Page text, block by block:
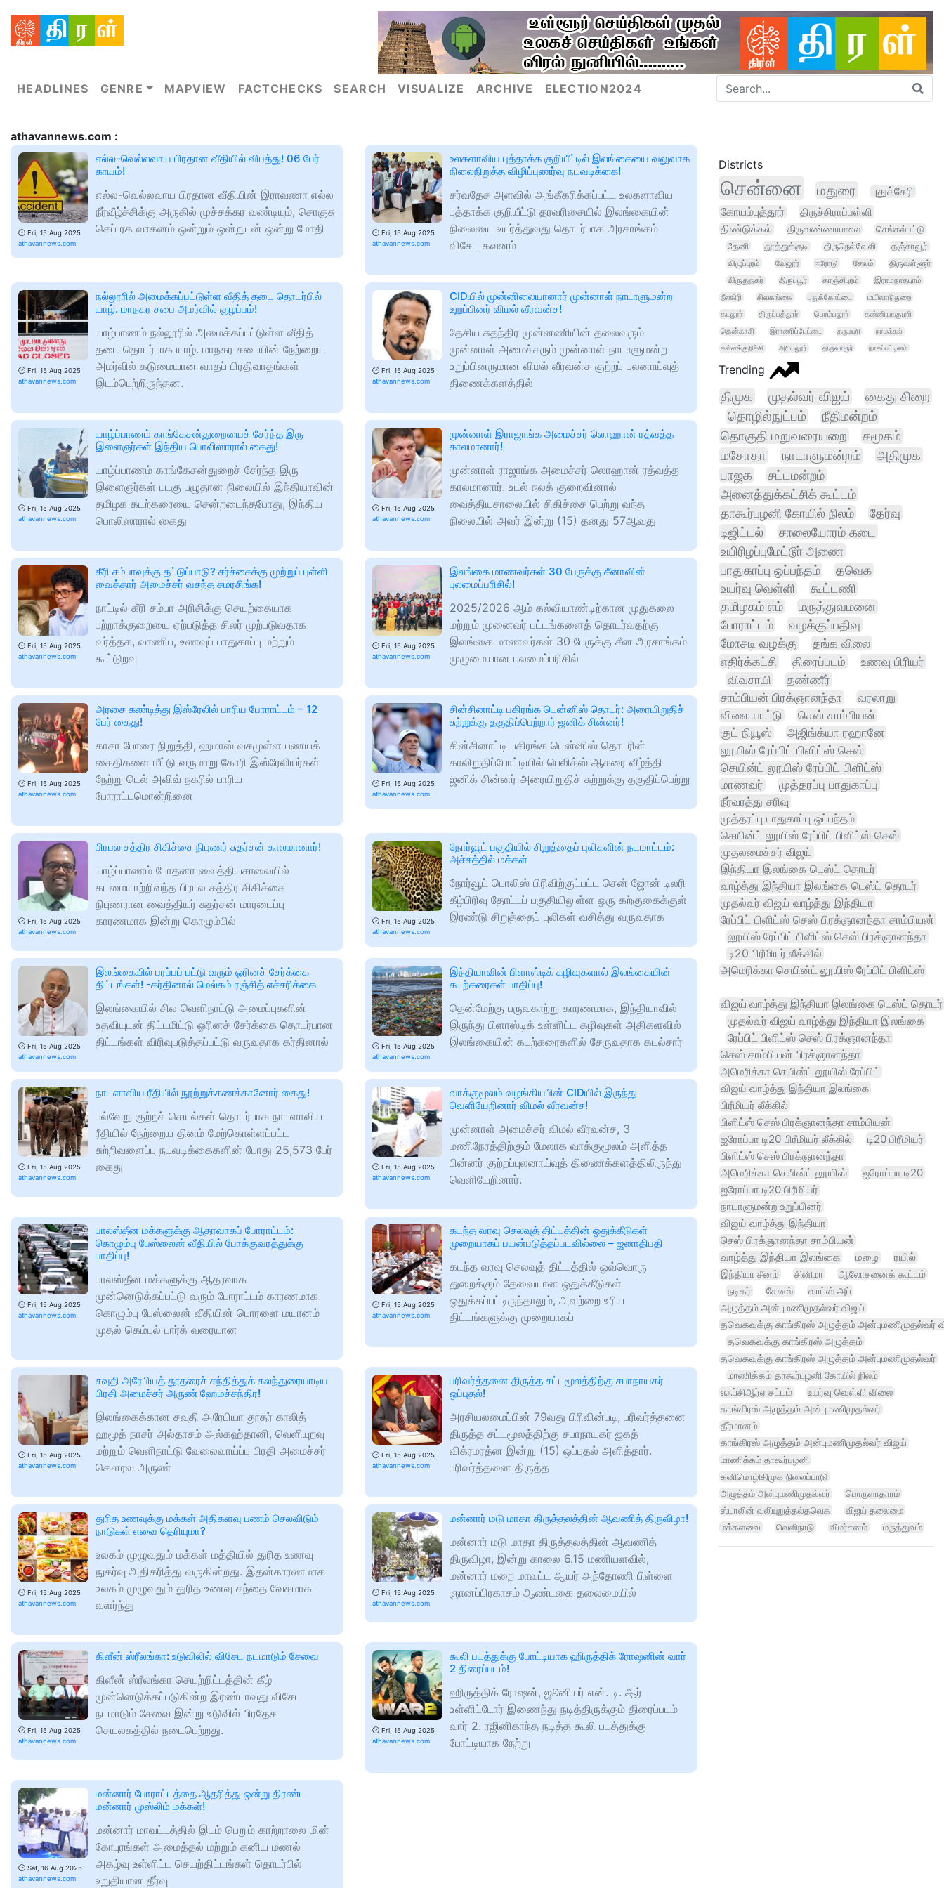
HEADLINES GENRE MAPVIEW FACTCHECKS SEARCH VISUALIZE ARCHIVE ELECTION2024
athavannews.com :
🕑 Fri, 15 Aug 2025
athavannews.com
எல்ல-வெல்லவாய பிரதான வீதியில் விபத்து! 06 பேர்
காயம்!
எல்ல-வெல்லவாய பிரதான வீதியின் இராவணா எல்ல
நீர்வீழ்ச்சிக்கு அருகில் முச்சக்கர வண்டியும், சொகுசு
கெப் ரக வாகனம் ஒன்றும் ஒன்றுடன் ஒன்று மோதி
🕑 Fri, 15 Aug 2025
athavannews.com
உலகளாவிய புத்தாக்க குறியீட்டில் இலங்கையை வலுவாக
நிலைநிறுத்த விழிப்புணர்வு நடவடிக்கை!
சர்வதேச அளவில் அங்கீகரிக்கப்பட்ட உலகளாவிய
புத்தாக்க குறியீட்டு தரவரிசையில் இலங்கையின்
நிலையை உயர்த்துவது தொடர்பாக அரசாங்கம்
விசேட கவனம்
🕑 Fri, 15 Aug 2025
athavannews.com
நல்லூரில் அமைக்கப்பட்டுள்ள வீதித் தடை தொடர்பில்
யாழ். மாநகர சபை அமர்வில் குழப்பம்!
யாழ்பாணம் நல்லூரில் அமைக்கப்பட்டுள்ள வீதித்
தடை தொடர்பாக யாழ். மாநகர சபையின் நேற்றைய
அமர்வில் கடுமையான வாதப் பிரதிவாதங்கள்
இடம்பெற்றிருந்தன.
🕑 Fri, 15 Aug 2025
athavannews.com
CIDயில் முன்னிலையானார் முன்னாள் நாடாளுமன்ற
உறுப்பினர் விமல் வீரவன்ச!
தேசிய சுதந்திர முன்னணியின் தலைவரும்
முன்னாள் அமைச்சரும் முன்னாள் நாடாளுமன்ற
உறுப்பினருமான விமல் வீரவன்ச குற்றப் புலனாய்வுத்
திணைக்களத்தில்
🕑 Fri, 15 Aug 2025
athavannews.com
யாழ்ப்பாணம் காங்கேசன்துறையைச் சேர்ந்த இரு
இளைஞர்கள் இந்திய பொலிஸாரால் கைது!
யாழ்ப்பாணம் காங்கேசன்துறைச் சேர்ந்த இரு
இளைஞர்கள் படகு பழுதான நிலையில் இந்தியாவின்
தமிழக கடற்கரையை சென்றடைந்தபோது, இந்திய
பொலிஸாரால் கைது
🕑 Fri, 15 Aug 2025
athavannews.com
முன்னாள் இராஜாங்க அமைச்சர் லொஹான் ரத்வத்த
காலமானார்!
முன்னாள் ராஜாங்க அமைச்சர் லொஹான் ரத்வத்த
காலமானார். உடல் நலக் குறைவினால்
வைத்தியசாலையில் சிகிச்சை பெற்று வந்த
நிலையில் அவர் இன்று (15) தனது 57ஆவது
🕑 Fri, 15 Aug 2025
athavannews.com
கீரி சம்பாவுக்கு தட்டுப்பாடு? சர்ச்சைக்கு முற்றுப் புள்ளி
வைத்தார் அமைச்சர் வசந்த சமரசிங்க!
நாட்டில் கீரி சம்பா அரிசிக்கு செயற்கையாக
பற்றாக்குறையை ஏற்படுத்த சிலர் முற்படுவதாக
வர்த்தக, வாணிப, உணவுப் பாதுகாப்பு மற்றும்
கூட்டுறவு
🕑 Fri, 15 Aug 2025
athavannews.com
இலங்கை மாணவர்கள் 30 பேருக்கு சீனாவின்
புலமைப்பரிசில்!
2025/2026 ஆம் கல்வியாண்டிற்கான முதுகலை
மற்றும் முனைவர் பட்டங்களைத் தொடர்வதற்கு
இலங்கை மாணவர்கள் 30 பேருக்கு சீன அரசாங்கம்
முழுமையான புலமைப்பரிசில்
🕑 Fri, 15 Aug 2025
athavannews.com
அரசை கண்டித்து இஸ்ரேலில் பாரிய போராட்டம் – 12
பேர் கைது!
காசா போரை நிறுத்தி, ஹமாஸ் வசமுள்ள பணயக்
கைதிகளை மீட்டு வருமாறு கோரி இஸ்ரேலியர்கள்
நேற்று டெல் அவிவ் நகரில் பாரிய
போராட்டமொன்றினை
🕑 Fri, 15 Aug 2025
athavannews.com
சின்சினாட்டி பகிரங்க டென்னிஸ் தொடர்: அரையிறுதிச்
சுற்றுக்கு தகுதிப்பெற்றார் ஜனிக் சின்னர்!
சின்சினாட்டி பகிரங்க டென்னிஸ் தொடரின்
காலிறுதிப்போட்டியில் பெலிக்ஸ் ஆகரை வீழ்த்தி
ஜனிக் சின்னர் அரையிறுதிச் சுற்றுக்கு தகுதிப்பெற்று
🕑 Fri, 15 Aug 2025
athavannews.com
பிரபல சத்திர சிகிச்சை நிபுணர் சுதர்சன் காலமானார்!
யாழ்ப்பாணம் போதனா வைத்தியசாலையில்
கடமையாற்றிவந்த பிரபல சத்திர சிகிச்சை
நிபுணரான வைத்தியர் சுதர்சன் மாரடைப்பு
காரணமாக இன்று கொழும்பில்
🕑 Fri, 15 Aug 2025
athavannews.com
நோர்வூட் பகுதியில் சிறுத்தைப் புலிகளின் நடமாட்டம்:
அச்சத்தில் மக்கள்
நோர்வூட் பொலிஸ் பிரிவிற்குட்பட்ட சென் ஜோன் டிலரி
கீழ்பிரிவு தோட்டப் பகுதியிலுள்ள ஒரு கற்குகைக்குள்
இரண்டு சிறுத்தைப் புலிகள் வசித்து வருவதாக
🕑 Fri, 15 Aug 2025
athavannews.com
இலங்கையில் பரப்பப் பட்டு வரும் ஓரினச் சேர்க்கை
திட்டங்கள்! -கர்தினால் மெல்கம் ரஞ்சித் எச்சரிக்கை
இலங்கையில் சில வெளிநாட்டு அமைப்புகளின்
உதவியுடன் திட்டமிட்டு ஓரினச் சேர்க்கை தொடர்பான
திட்டங்கள் விரிவுபடுத்தப்பட்டு வருவதாக கர்தினால்
🕑 Fri, 15 Aug 2025
athavannews.com
இந்தியாவின் பிளாஸ்டிக் கழிவுகளால் இலங்கையின்
கடற்கரைகள் பாதிப்பு!
தென்மேற்கு பருவகாற்று காரணமாக, இந்தியாவில்
இருந்து பிளாஸ்டிக் உள்ளிட்ட கழிவுகள் அதிகளவில்
இலங்கையின் கடற்கரைகளில் சேருவதாக கடல்சார்
🕑 Fri, 15 Aug 2025
athavannews.com
நாடளாவிய ரீதியில் நூற்றுக்கணக்கானோர் கைது!
பல்வேறு குற்றச் செயல்கள் தொடர்பாக நாடளாவிய
ரீதியில் நேற்றைய தினம் மேற்கொள்ளப்பட்ட
சுற்றிவளைப்பு நடவடிக்கைகளின் போது 25,573 பேர்
கைது
🕑 Fri, 15 Aug 2025
athavannews.com
வாக்குமூலம் வழங்கியபின் CIDயில் இருந்து
வெளியேறினார் விமல் வீரவன்ச!
முன்னாள் அமைச்சர் விமல் வீரவன்ச, 3
மணிநேரத்திற்கும் மேலாக வாக்குமூலம் அளித்த
பின்னர் குற்றப்புலனாய்வுத் திணைக்களத்திலிருந்து
வெளியேறினார்.
🕑 Fri, 15 Aug 2025
athavannews.com
பாலஸ்தீன மக்களுக்கு ஆதரவாகப் போராட்டம்:
கொழும்பு பேஸ்லைன் வீதியில் போக்குவரத்துக்கு
பாதிப்பு!
பாலஸ்தீன மக்களுக்கு ஆதரவாக
முன்னெடுக்கப்பட்டு வரும் போராட்டம் காரணமாக
கொழும்பு பேஸ்லைன் வீதியின் பொரளை மயானம்
முதல் கெம்பல் பார்க் வரையான
🕑 Fri, 15 Aug 2025
athavannews.com
கடந்த வரவு செலவுத் திட்டத்தின் ஒதுக்கீடுகள்
முறையாகப் பயன்படுத்தப்படவில்லை – ஜனாதிபதி
கடந்த வரவு செலவுத் திட்டத்தில் ஒவ்வொரு
துறைக்கும் தேவையான ஒதுக்கீடுகள்
ஒதுக்கப்பட்டிருந்தாலும், அவற்றை உரிய
திட்டங்களுக்கு முறையாகப்
🕑 Fri, 15 Aug 2025
athavannews.com
சவுதி அரேபியத் தூதரைச் சந்தித்துக் கலந்துரையாடிய
பிரதி அமைச்சர் அருண் ஹேமச்சந்திர!
இலங்கைக்கான சவுதி அரேபியா தூதர் காலித்
ஹமூத் நாசர் அல்தாசம் அல்கஹ்தானி, வெளியுறவு
மற்றும் வெளிநாட்டு வேலைவாய்ப்பு பிரதி அமைச்சர்
கௌரவ அருண்
🕑 Fri, 15 Aug 2025
athavannews.com
பரிவர்த்தனை திருத்த சட்டமூலத்திற்கு சபாநாயகர்
ஒப்புதல்!
அரசியலமைப்பின் 79வது பிரிவின்படி, பரிவர்த்தனை
திருத்த சட்டமூலத்திற்கு சபாநாயகர் ஜகத்
விக்ரமரத்ன இன்று (15) ஒப்புதல் அளித்தார்.
பரிவர்த்தனை திருத்த
🕑 Fri, 15 Aug 2025
athavannews.com
துரித உணவுக்கு மக்கள் அதிகளவு பணம் செலவிடும்
நாடுகள் எவை தெரியுமா?
உலகம் முழுவதும் மக்கள் மத்தியில் துரித உணவு
நுகர்வு அதிகரித்து வருகின்றது. இதன்காரணமாக
உலகம் முழுவதும் துரித உணவு சந்தை வேகமாக
வளர்ந்து
🕑 Fri, 15 Aug 2025
athavannews.com
மன்னார் மடு மாதா திருத்தலத்தின் ஆவணித் திருவிழா!
மன்னார் மடு மாதா திருத்தலத்தின் ஆவணித்
திருவிழா, இன்று காலை 6.15 மணியளவில்,
மன்னார் மறை மாவட்ட ஆயர் அந்தோணி பிள்ளை
ஞானப்பிரகாசம் ஆண்டகை தலைமையில்
🕑 Fri, 15 Aug 2025
athavannews.com
கிளீன் ஸ்ரீலங்கா: உடுவிலில் விசேட நடமாடும் சேவை
கிளீன் ஸ்ரீலங்கா செயற்றிட்டத்தின் கீழ்
முன்னெடுக்கப்படுகின்ற இரண்டாவது விசேட
நடமாடும் சேவை இன்று உடுவில் பிரதேச
செயலகத்தில் நடைபெற்றது.
🕑 Fri, 15 Aug 2025
athavannews.com
கூலி படத்துக்கு போட்டியாக ஹிருத்திக் ரோஷனின் வார்
2 திரைப்படம்!
ஹிருத்திக் ரோஷன், ஜூனியர் என். டி. ஆர்
உள்ளிட்டோர் இணைந்து நடித்திருக்கும் திரைப்படம்
வார் 2. ரஜினிகாந்த நடித்த கூலி படத்துக்கு
போட்டியாக நேற்று
🕑 Sat, 16 Aug 2025
athavannews.com
மன்னார் போராட்டத்தை ஆதரித்து ஒன்று திரண்ட
மன்னார் முஸ்லிம் மக்கள்!
மன்னார் மாவட்டத்தில் இடம் பெறும் காற்றாலை மின்
கோபுரங்கள் அமைத்தல் மற்றும் கனிய மணல்
அகழ்வு உள்ளிட்ட செயற்திட்டங்கள் தொடர்பில்
உறுதியான தீர்வு
Districts
சென்னை மதுரை
புதுச்சேரி
கோயம்புத்தூர்
திருச்சிராப்பள்ளி
திண்டுக்கல் திருவண்ணாமலை
செங்கல்பட்டு
தேனி
தூத்துக்குடி திருநெல்வேலி
தஞ்சாவூர்
விழுப்புரம்
வேலூர் ஈரோடு சேலம்
திருவள்ளூர்
விருதுநகர்
திருப்பூர் காஞ்சிபுரம்
இராமநாதபுரம்
நீலகிரி
சிவகங்கை புதுக்கோட்டை
மயிலாடுதுறை
கடலூர்
திருப்பத்தூர் பெரம்பலூர் கன்னியாகுமரி
தென்காசி இராணிப்பேட்டை தருமபுரி
நாமக்கல்
கள்ளக்குறிச்சி
அரியலூர் திருவாரூர் நாகப்பட்டினம்
Trending
திமுக முதல்வர் விஜய்
கைது சிறை
தொழில்நுட்பம்
நீதிமன்றம்
தொகுதி மறுவரையறை
சமூகம்
மசோதா
நாடாளுமன்றம்
அதிமுக
பாஜக
சட்டமன்றம்
அனைத்துக்கட்சிக் கூட்டம்
தாகூர்பழனி கோயில் நிலம்
தேர்வு
டிஜிட்டல்
சாலையோரம் கடை
உயிரிழப்புமேட்டூா் அணை
பாதுகாப்பு ஒப்பந்தம்
தவெக
உயர்வு வெள்ளி
கூட்டணி
தமிழகம் எம்
மருத்துவமனை
போராட்டம்
வழக்குப்பதிவு
மோசடி வழக்கு
தங்க விலை
எதிர்க்கட்சி
திரைப்படம்
உணவு பிரியர்
விவசாயி
தண்ணீர்
சாம்பியன் பிரக்ஞானந்தா
வரலாறு
விளையாட்டு
செஸ் சாம்பியன்
குட் நியூஸ்
அஜிங்க்யா ரஹானே
லூயிஸ் ரேப்பிட் பிளிட்ஸ் செஸ்
செயின்ட் லூயிஸ் ரேப்பிட் பிளிட்ஸ்
மாணவர்
முத்தரப்பு பாதுகாப்பு
நீர்வரத்து சரிவு
முத்தரப்பு பாதுகாப்பு ஒப்பந்தம்
செயின்ட் லூயிஸ் ரேப்பிட் பிளிட்ஸ் செஸ்
முதலமைச்சர் விஜய்
இந்தியா இலங்கை டெஸ்ட் தொடர்
வாழ்த்து இந்தியா இலங்கை டெஸ்ட் தொடர்
முதல்வர் விஜய் வாழ்த்து இந்தியா
ரேப்பிட் பிளிட்ஸ் செஸ் பிரக்ஞானந்தா சாம்பியன்
லூயிஸ் ரேப்பிட் பிளிட்ஸ் செஸ் பிரக்ஞானந்தா
டி20 பிரீமியர் லீக்கில்
அமெரிக்கா செயின்ட் லூயிஸ் ரேப்பிட் பிளிட்ஸ்
விஜய் வாழ்த்து இந்தியா இலங்கை டெஸ்ட் தொடர்
முதல்வர் விஜய் வாழ்த்து இந்தியா இலங்கை
ரேப்பிட் பிளிட்ஸ் செஸ் பிரக்ஞானந்தா
செஸ் சாம்பியன் பிரக்ஞானந்தா
அமெரிக்கா செயின்ட் லூயிஸ் ரேப்பிட்
விஜய் வாழ்த்து இந்தியா இலங்கை
பிரீமியர் லீக்கில்
பிளிட்ஸ் செஸ் பிரக்ஞானந்தா சாம்பியன்
ஐரோப்பா டி20 பிரீமியர் லீக்கில்
டி20 பிரீமியர்
பிளிட்ஸ் செஸ் பிரக்ஞானந்தா
அமெரிக்கா செயின்ட் லூயிஸ்
ஐரோப்பா டி20
ஐரோப்பா டி20 பிரீமியர்
நாடாளுமன்ற உறுப்பினர்
விஜய் வாழ்த்து இந்தியா
செஸ் பிரக்ஞானந்தா சாம்பியன்
வாழ்த்து இந்தியா இலங்கை
மழை ரயில்
இந்தியா சீனம் சினிமா
ஆலோசனைக் கூட்டம்
நடிகர்
சேனல்
வாட்ஸ் அப்
அழுத்தம் அன்புமணிமுதல்வர் விஜய்
தவெகவுக்கு காங்கிரஸ் அழுத்தம் அன்புமணிமுதல்வர்
தவெகவுக்கு காங்கிரஸ் அழுத்தம்
தவெகவுக்கு காங்கிரஸ் அழுத்தம் அன்புமணிமுதல்வர்
மாணிக்கம் தாகூர்பழனி கோயில் நிலம்
எஃப்சிஆர்ஏ சட்டம்
உயர்வு வெள்ளி விலை
காங்கிரஸ் அழுத்தம் அன்புமணிமுதல்வர்
தீர்மானம்
காங்கிரஸ் அழுத்தம் அன்புமணிமுதல்வர் விஜய்
மாணிக்கம் தாகூர்பழனி
கனிமொழிதிமுக நிலைப்பாடு
அழுத்தம் அன்புமணிமுதல்வர்
பொருளாதாரம்
ஸ்டாலின் வலியுறுத்தல்தவெக
விஜய் தலைமை
மக்களவை
வெளிநாடு விமர்சனம் மருத்துவம்